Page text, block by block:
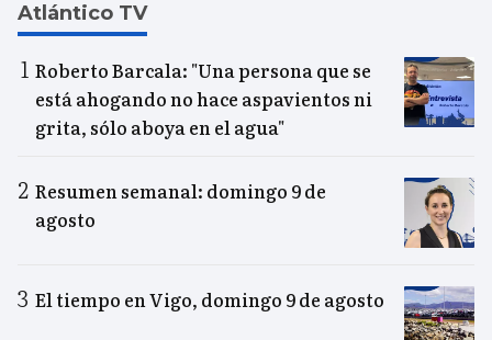
Atlántico TV
Roberto Barcala: "Una persona que se
está ahogando no hace aspavientos ni
grita, sólo aboya en el agua"
Resumen semanal: domingo 9 de
agosto
El tiempo en Vigo, domingo 9 de agosto